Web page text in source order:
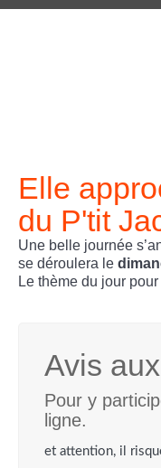
Elle
du P'tit
Une belle journée
se déroulera le
Le thème du jour
Avis
Pour y
ligne.
et attention, il